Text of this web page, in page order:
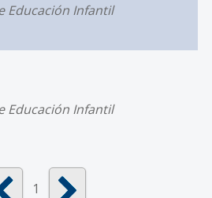
Educación Infantil
Educación Infantil
1